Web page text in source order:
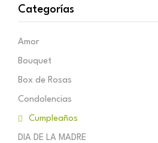
Categorías
Amor
Bouquet
Box de Rosas
Condolencias
Cumpleaños
DIA DE LA MADRE